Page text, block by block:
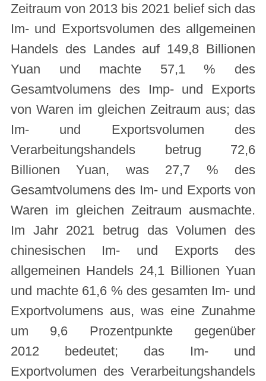
Zeitraum von 2013 bis 2021 belief sich das
Im- und Exportsvolumen des allgemeinen
Handels des Landes auf 149,8 Billionen
Yuan und machte 57,1 % des
Gesamtvolumens des Imp- und Exports
von Waren im gleichen Zeitraum aus; das
Im- und Exportsvolumen des
Verarbeitungshandels betrug 72,6
Billionen Yuan, was 27,7 % des
Gesamtvolumens des Im- und Exports von
Waren im gleichen Zeitraum ausmachte.
Im Jahr 2021 betrug das Volumen des
chinesischen Im- und Exports des
allgemeinen Handels 24,1 Billionen Yuan
und machte 61,6 % des gesamten Im- und
Exportvolumens aus, was eine Zunahme
um 9,6 Prozentpunkte gegenüber
2012 bedeutet; das Im- und
Exportvolumen des Verarbeitungshandels